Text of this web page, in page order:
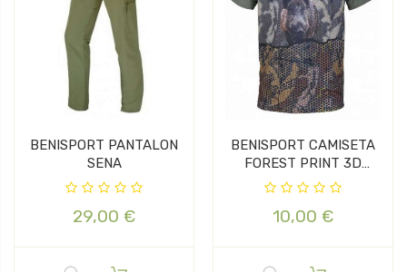
BENISPORT PANTALON
SENA
29,00 €
BENISPORT CAMISETA
FOREST PRINT 3D
JABALI
10,00 €